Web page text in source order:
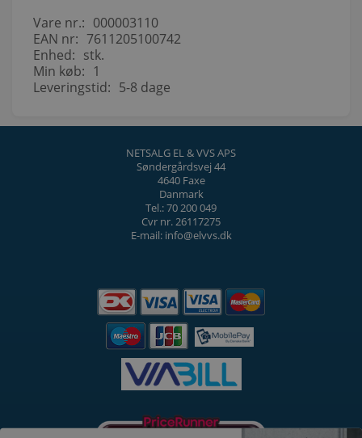
Vare nr.: 000003110
EAN nr: 7611205100742
Enhed: stk.
Min køb: 1
Leveringstid: 5-8 dage
NETSALG EL & VVS APS
Søndergårdsvej 44
4640 Faxe
Danmark
Tel.: 70 200 049
Cvr nr. 26117275
E-mail: info@elvvs.dk